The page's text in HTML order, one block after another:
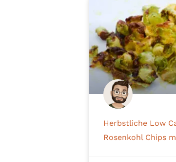
Herbstliche Low
Rosenkohl Chips